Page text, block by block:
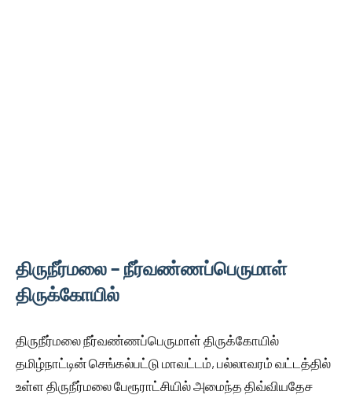
திருநீர்மலை – நீர்வண்ணப்பெருமாள்
திருக்கோயில்
திருநீர்மலை நீர்வண்ணப்பெருமாள் திருக்கோயில்
தமிழ்நாட்டின் செங்கல்பட்டு மாவட்டம், பல்லாவரம் வட்டத்தில்
உள்ள திருநீர்மலை பேரூராட்சியில் அமைந்த திவ்வியதேச